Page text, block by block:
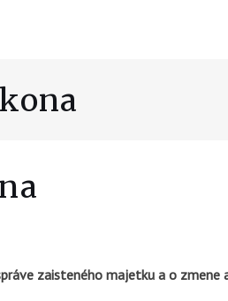
zaisteného majetku a o zmene